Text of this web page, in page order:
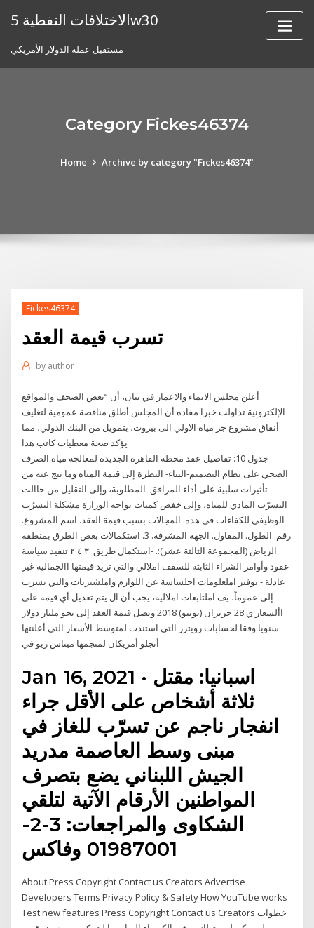
الاختلافات النفطية 5w30
مستقبل عملة الدولار الأمريكي
Category Fickes46374
Home Archive by category "Fickes46374"
Fickes46374
تسرب قيمة العقد
by author
أعلن مجلس الانماء والاعمار في بيان، أن “بعض الصحف والمواقع
الإلكترونية تداولت خبرا مفاده أن المجلس أطلق مناقصة عمومية لتغليف
أنفاق مشروع جر مياه الاولي الى بيروت، بتمويل من البنك الدولي، مما
يؤكد صحة معطيات كاتب هذا
جدول 10: تفاصيل عقد محطة القاهرة الجديدة لمعالجة مياه الصرف
الصحي على نظام التصميم-البناء- النظرة إلى قيمة المياه وما نتج عنه من
تأثيرات سلبية على أداء المرافق. المطلوبة، وإلى التقليل من حاالت
التسرّب المادي للمياه، وإلى خفض كميات ﺗﻮاﺟﻪ اﻟﻮزارة ﻣﺸﻜﻠﺔ اﻟﺘﺴﺮّب
اﻟﻮﻇﻴﻔﻲ ﻟﻠﻜﻔﺎءات ﻓﻲ ﻫﺬه. اﻟﻤﺠﺎﻻت ﺑﺴﺒﺐ ﻗﻴﻤﺔ اﻟﻌﻘﺪ. اﺳﻢ اﻟﻤﺸﺮوع.
رﻗﻢ. اﻟﻄﻮل. اﻟﻤﻘﺎول. اﻟﺠﻬﺔ اﻟﻤﺸﺮﻓﺔ. 3. اﺳﺘﻜﻤﺎﻻت ﺑﻌﺾ اﻟﻄﺮق ﺑﻤﻨﻄﻘﺔ
اﻟﺮﻳﺎض (اﻟﻤﺠﻤﻮﻋﺔ اﻟﺜﺎﻟﺜﺔ ﻋﺸﺮ):. -اﺳﺘﻜﻤﺎل ﻃﺮﻳﻖ ٢.٤.٣ تنفيذ سياسة
عقود وأوامر الشراء الثابتة للسقف املالي والتي تزيد قيمتها االجمالية غير
عادلة - توفير املعلومات احلساسة عن اللوازم واملشتريات والتي تسرب
إلى عموماً، يف املتابعات املالية، يجب أن ال يتم تعديل أي قيمة على
األسعار ي 28 حزيران (يونيو) 2018 وتصل قيمة العقد إلى نحو مليار دولار
سنويا وفقا لحسابات رويترز التي استندت لمتوسط الأسعار التي أعلنتها
Jan 16, 2021 · ‫‫اسبانيا: مقتل
ثلاثة أشخاص على الأقل جراء
انفجار ناجم عن تسرّب للغاز في
مبنى وسط العاصمة مدريد
‫‫الجيش اللبناني يضع بتصرف
المواطنين الأرقام الآتية لتلقي
الشكاوى والمراجعات: 3-2-
01987001 وفاكس
About Press Copyright Contact us Creators Advertise
Developers Terms Privacy Policy & Safety How YouTube works
Test new features Press Copyright Contact us Creators خطوات